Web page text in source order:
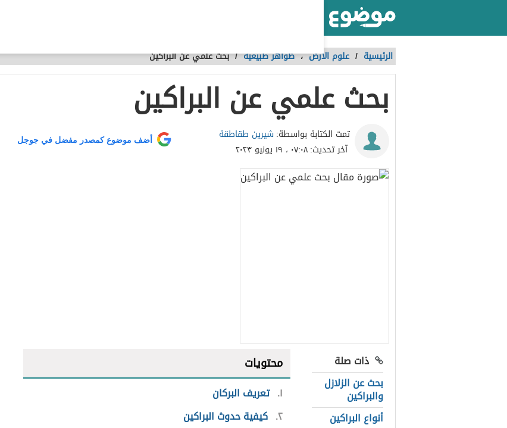
الرئيسية / علوم الأرض،ظواهر طبيعية /بحث علمي عن البراكين
بحث علمي عن البراكين
تمت الكتابة بواسطة:شيرين طقاطقة
آخر تحديث:٠٧:٠٨ ، ١٩ يونيو ٢٠٢٣
أضف موضوع كمصدر مفضل في جوجل
ذات صلة
بحث عن الزلازل
والبراكين
أنواع البراكين
محتويات
١ تعريف البركان
٢ كيفية حدوث البراكين